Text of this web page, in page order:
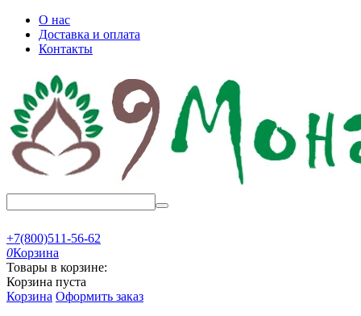
О нас
Доставка и оплата
Контакты
+7(800)511-56-62
0Корзина
Товары в корзине:
Корзина пуста
Корзина Оформить заказ